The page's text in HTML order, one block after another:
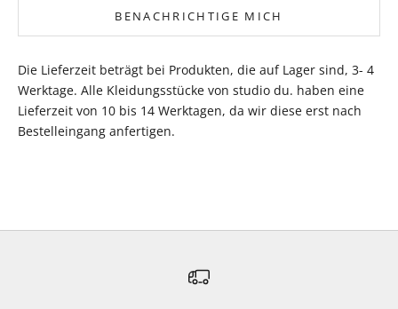
BENACHRICHTIGE MICH
Die Lieferzeit beträgt bei Produkten, die auf Lager sind, 3- 4
Werktage. Alle Kleidungsstücke von studio du. haben eine
Lieferzeit von 10 bis 14 Werktagen, da wir diese erst nach
Bestelleingang anfertigen.